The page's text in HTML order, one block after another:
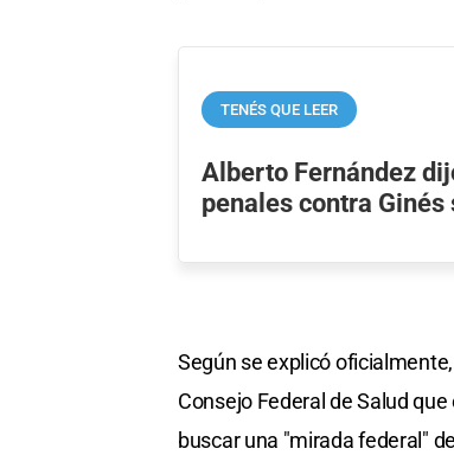
TENÉS QUE LEER
Alberto Fernández
penales contra Ginés
Según se explicó
Consejo Federal de Salud
buscar una "mirada federal"